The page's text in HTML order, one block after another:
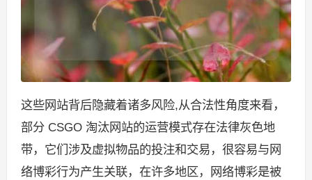
这些网站背后隐藏着诸多风险,从合法性角度来看，
部分 CSGO 淘汰网站的运营模式存在法律灰色地
带，它们涉及虚拟物品的投注和交易，很容易与网
络博彩行为产生关联，在许多地区，网络博彩是被